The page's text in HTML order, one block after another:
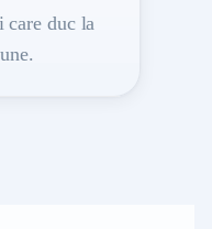
care duc la